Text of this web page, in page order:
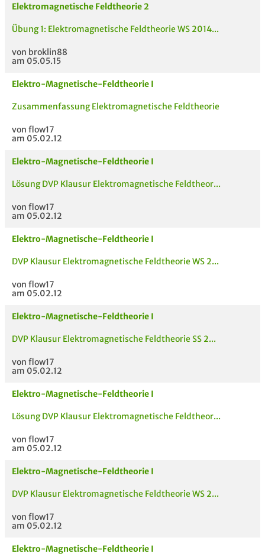
Elektromagnetische Feldtheorie 2
Übung 1: Elektromagnetische Feldtheorie WS 2014...
von broklin88
am 05.05.15
Elektro-Magnetische-Feldtheorie I
Zusammenfassung Elektromagnetische Feldtheorie
von flow17
am 05.02.12
Elektro-Magnetische-Feldtheorie I
Lösung DVP Klausur Elektromagnetische Feldtheor...
von flow17
am 05.02.12
Elektro-Magnetische-Feldtheorie I
DVP Klausur Elektromagnetische Feldtheorie WS 2...
von flow17
am 05.02.12
Elektro-Magnetische-Feldtheorie I
DVP Klausur Elektromagnetische Feldtheorie SS 2...
von flow17
am 05.02.12
Elektro-Magnetische-Feldtheorie I
Lösung DVP Klausur Elektromagnetische Feldtheor...
von flow17
am 05.02.12
Elektro-Magnetische-Feldtheorie I
DVP Klausur Elektromagnetische Feldtheorie WS 2...
von flow17
am 05.02.12
Elektro-Magnetische-Feldtheorie I